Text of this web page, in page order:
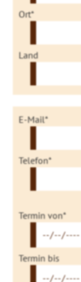
Ort*
Land
E-Mail*
Telefon*
Termin von*
Termin bis